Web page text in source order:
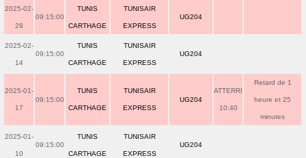
2025-02-
28
09:15:00
TUNIS
CARTHAGE
TUNISAIR
EXPRESS
UG204
2025-02-
14
09:15:00
TUNIS
CARTHAGE
TUNISAIR
EXPRESS
UG204
2025-01-
17
09:15:00
TUNIS
CARTHAGE
TUNISAIR
EXPRESS
UG204
ATTERRI
10:40
Retard de 1
heure et 25
minutes
2025-01-
10
09:15:00
TUNIS
CARTHAGE
TUNISAIR
EXPRESS
UG204